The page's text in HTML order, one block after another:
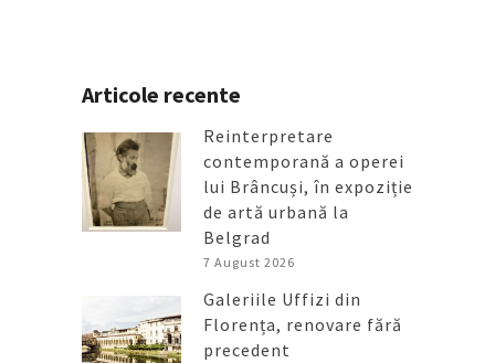
Articole recente
Reinterpretare
contemporană a operei
lui Brâncuși, în expoziție
de artă urbană la
Belgrad
7 August 2026
Galeriile Uffizi din
Florența, renovare fără
precedent